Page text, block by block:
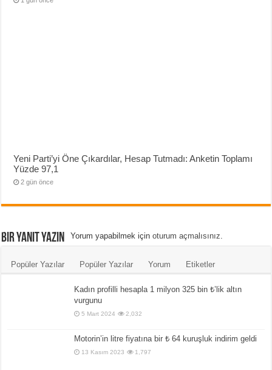
Yeni Parti’yi Öne Çıkardılar, Hesap Tutmadı: Anketin Toplamı
Yüzde 97,1
2 gün önce
Bir yanıt yazın Yorum yapabilmek içinoturum açmalısınız
Popüler Yazılar Popüler Yazılar Yorum Etiketler
Kadın profilli hesapla 1 milyon 325 bin ₺’lik altın
vurgunu
5 Mart 2024 2,032
Motorin’in litre fiyatına bir ₺ 64 kuruşluk indirim geldi
13 Kasım 2023 1,797